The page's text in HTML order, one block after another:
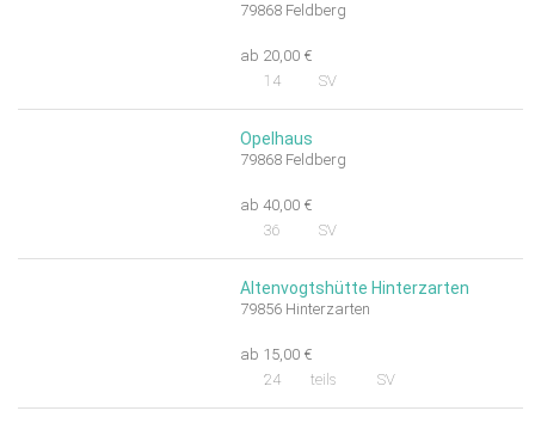
79868 Feldberg
ab 20,00 €
14
SV
Opelhaus
79868 Feldberg
ab 40,00 €
36
SV
Altenvogtshütte Hinterzarten
79856 Hinterzarten
ab 15,00 €
24
teils SV